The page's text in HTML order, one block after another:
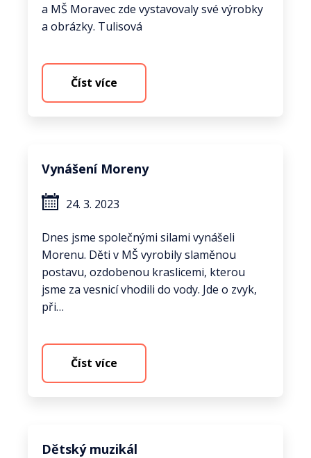
a MŠ Moravec zde vystavovaly své výrobky
a obrázky. Tulisová
Číst více
Vynášení Moreny
24. 3. 2023
Dnes jsme společnými silami vynášeli
Morenu. Děti v MŠ vyrobily slaměnou
postavu, ozdobenou kraslicemi, kterou
jsme za vesnicí vhodili do vody. Jde o zvyk,
při…
Číst více
Dětský muzikál